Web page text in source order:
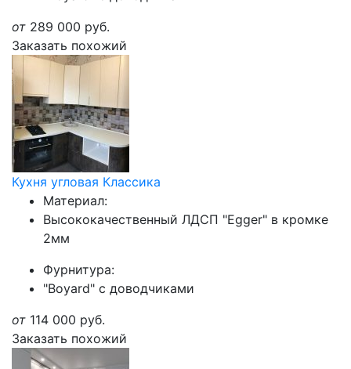
от 289 000 руб.
Заказать похожий
Кухня угловая Классика
Материал:
Высококачественный ЛДСП "Egger" в кромке
2мм
Фурнитура:
"Boyard" с доводчиками
от 114 000 руб.
Заказать похожий